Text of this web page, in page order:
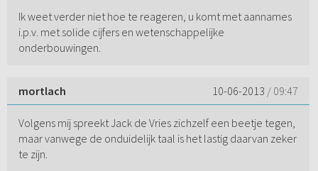
Ik weet verder niet hoe te reageren, u komt met aannames
i.p.v. met solide cijfers en wetenschappelijke
onderbouwingen.
mortlach 10-06-2013 / 09:47
Volgens mij spreekt Jack de Vries zichzelf een beetje tegen,
maar vanwege de onduidelijk taal is het lastig daarvan zeker
te zijn.